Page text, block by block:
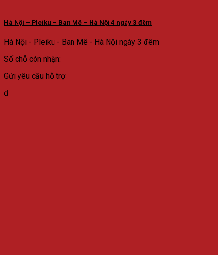
Hà Nội – Pleiku – Ban Mê – Hà Nội 4 ngày 3 đêm
Hà Nội - Pleiku - Ban Mê - Hà Nội ngày 3 đêm
Số chỗ còn nhận:
Gửi yêu cầu hỗ trợ
đ